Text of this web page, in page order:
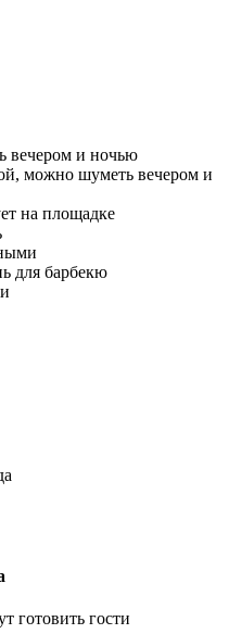
вечером и ночью
можно шуметь вечером и
на площадке
для барбекю
готовить гости